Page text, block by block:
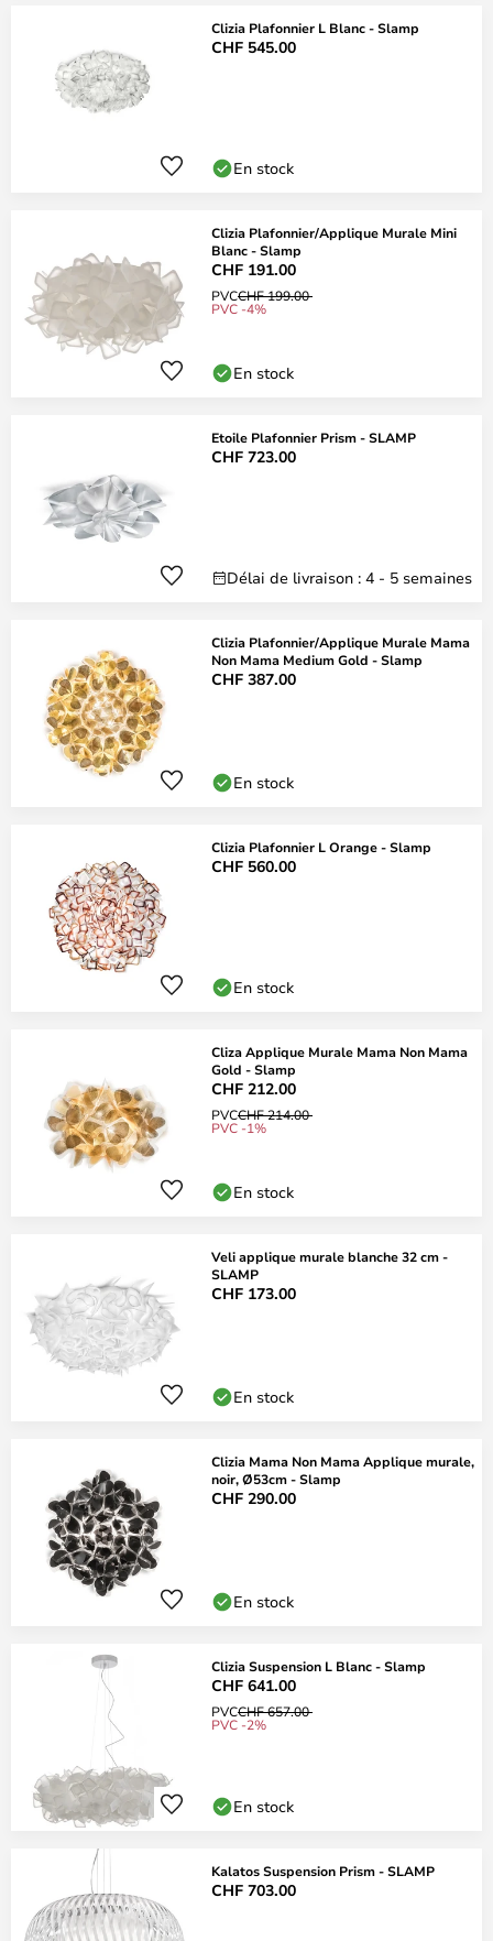
Clizia Plafonnier L Blanc - Slamp
CHF 545.00
En stock
Clizia Plafonnier/Applique Murale Mini
Blanc - Slamp
CHF 191.00
PVCCHF 199.00
PVC -4%
En stock
Etoile Plafonnier Prism - SLAMP
CHF 723.00
Délai de livraison : 4 - 5 semaines
Clizia Plafonnier/Applique Murale Mama
Non Mama Medium Gold - Slamp
CHF 387.00
En stock
Clizia Plafonnier L Orange - Slamp
CHF 560.00
En stock
Cliza Applique Murale Mama Non Mama
Gold - Slamp
CHF 212.00
PVCCHF 214.00
PVC -1%
En stock
Veli applique murale blanche 32 cm -
SLAMP
CHF 173.00
En stock
Clizia Mama Non Mama Applique murale,
noir, Ø53cm - Slamp
CHF 290.00
En stock
Clizia Suspension L Blanc - Slamp
CHF 641.00
PVCCHF 657.00
PVC -2%
En stock
Kalatos Suspension Prism - SLAMP
CHF 703.00